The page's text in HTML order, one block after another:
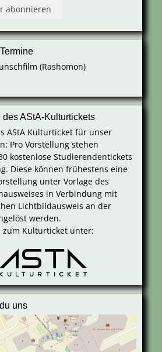
(Rashomon)
des AStA-Kulturtickets
AStA Kulturticket für unser
Pro Vorstellung stehen
kostenlose Studierendentickets
Diese können frühestens eine
unter Vorlage des
in Verbindung mit
Lichtbildausweis an der
werden.
zum Kulturticket unter:
uns